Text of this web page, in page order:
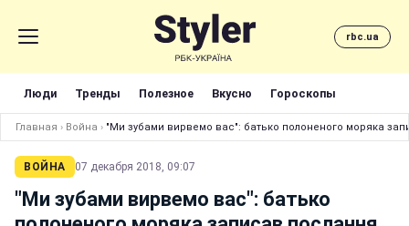
rbc.ua
Люди Тренды Полезное Вкусно Гороскопы
Главная › Война › "Ми зубами вирвемо вас": батько полоненого моряка
ВОЙНА 07 декабря 2018, 09:07
"Ми зубами вирвемо вас": батько